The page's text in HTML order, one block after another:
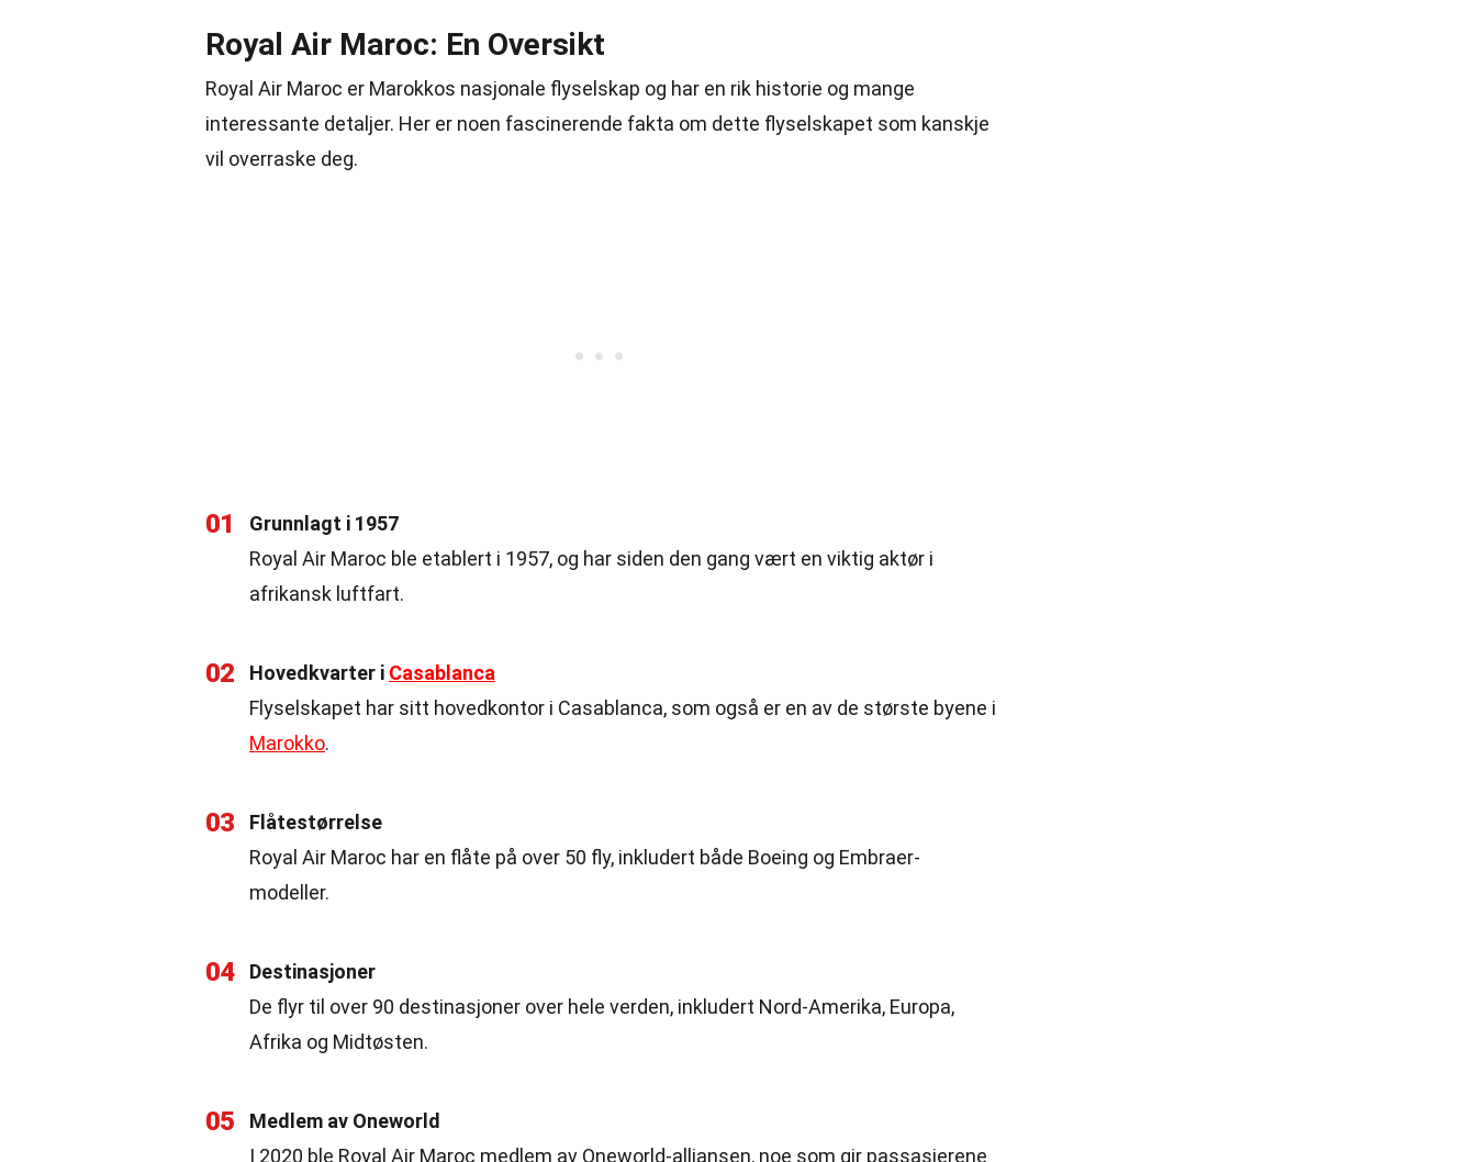
Royal Air Maroc: En Oversikt
Royal Air Maroc er Marokkos nasjonale flyselskap og har en rik historie og mange
interessante detaljer. Her er noen fascinerende fakta om dette flyselskapet som kanskje
vil overraske deg.
01
Grunnlagt i 1957
Royal Air Maroc ble etablert i 1957, og har siden den gang vært en viktig aktør i
afrikansk luftfart.
02 Hovedkvarter i Casablanca
Flyselskapet har sitt hovedkontor i Casablanca, som også er en av de største byene i
Marokko.
03
Flåtestørrelse
Royal Air Maroc har en flåte på over 50 fly, inkludert både Boeing og Embraer-
modeller.
04
Destinasjoner
De flyr til over 90 destinasjoner over hele verden, inkludert Nord-Amerika, Europa,
Afrika og Midtøsten.
05
Medlem av Oneworld
I 2020 ble Royal Air Maroc medlem av Oneworld-alliansen, noe som gir passasjerene